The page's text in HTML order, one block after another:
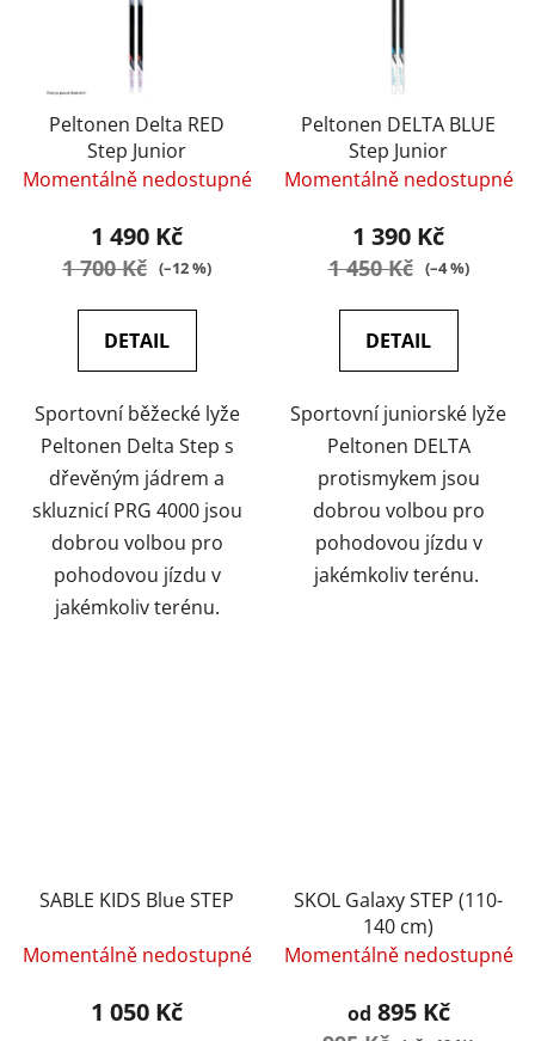
Peltonen Delta RED
Step Junior
Momentálně nedostupné
1 490 Kč
1 700 Kč (–12 %)
DETAIL
Sportovní běžecké lyže
Peltonen Delta Step s
dřevěným jádrem a
skluznicí PRG 4000 jsou
dobrou volbou pro
pohodovou jízdu v
jakémkoliv terénu.
Peltonen DELTA BLUE
Step Junior
Momentálně nedostupné
1 390 Kč
1 450 Kč (–4 %)
DETAIL
Sportovní juniorské lyže
Peltonen DELTA
protismykem jsou
dobrou volbou pro
pohodovou jízdu v
jakémkoliv terénu.
SABLE KIDS Blue STEP
Momentálně nedostupné
1 050 Kč
SKOL Galaxy STEP (110-
140 cm)
Momentálně nedostupné
od 895 Kč